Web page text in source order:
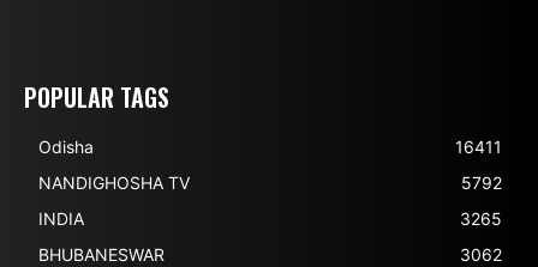
POPULAR TAGS
Odisha
16411
NANDIGHOSHA TV
5792
INDIA
3265
BHUBANESWAR
3062